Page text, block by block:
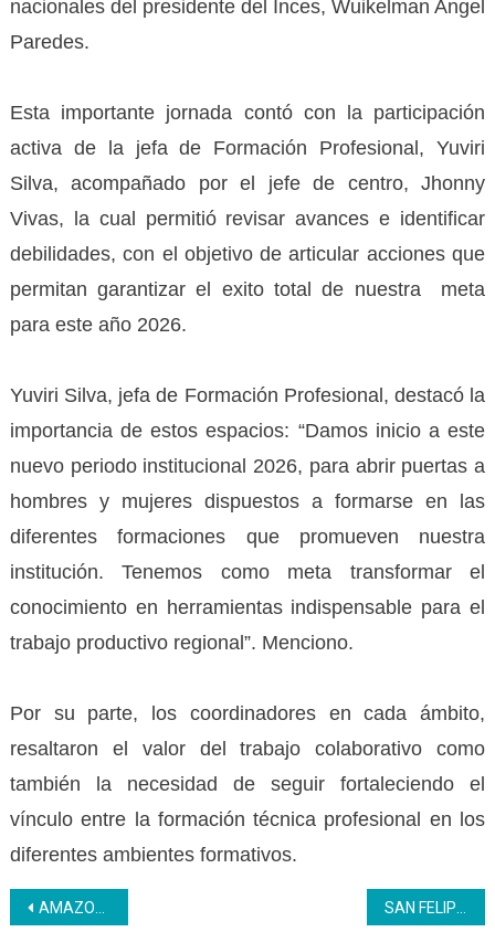
nacionales del presidente del Inces, Wuikelman Angel
Paredes.
‎Esta importante jornada contó con la participación
activa de la jefa de Formación Profesional, Yuviri
Silva, acompañado por el jefe de centro, Jhonny
Vivas, la cual permitió revisar avances e identificar
debilidades, con el objetivo de articular acciones que
permitan garantizar el exito total de nuestra meta
para este año 2026.
‎Yuviri Silva, jefa de Formación Profesional, destacó la
importancia de estos espacios: “Damos inicio a este
nuevo periodo institucional 2026, para abrir puertas a
hombres y mujeres dispuestos a formarse en las
diferentes formaciones que promueven nuestra
institución. Tenemos como meta transformar el
conocimiento en herramientas indispensable para el
trabajo productivo regional”. Menciono.
‎Por su parte, los coordinadores en cada ámbito,
resaltaron el valor del trabajo colaborativo como
también la necesidad de seguir fortaleciendo el
vínculo entre la formación técnica profesional en los
diferentes ambientes formativos.
Navegación
AMAZONAS | Inces fortalece alianzas a través del PNA